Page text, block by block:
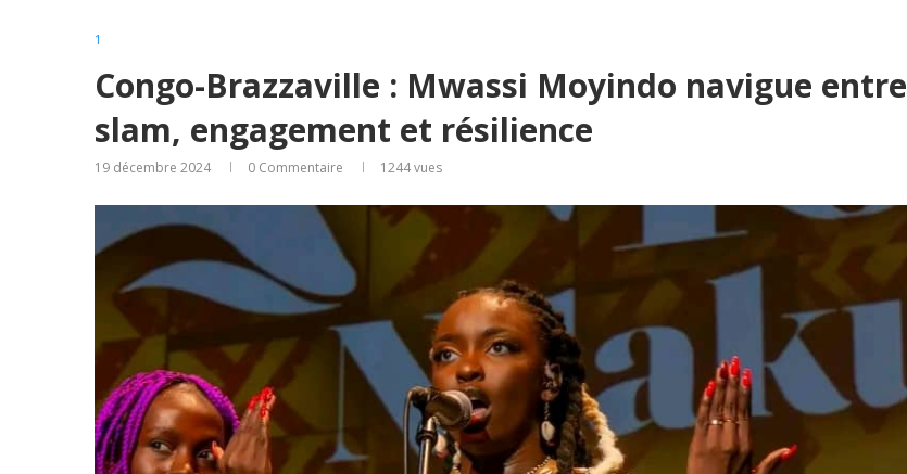
1
Congo-Brazzaville : Mwassi Moyindo navigue entre
slam, engagement et résilience
19 décembre 2024 0 Commentaire 1244vues